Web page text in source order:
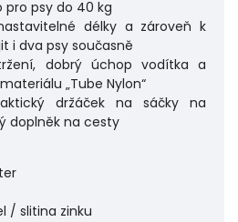
psy do 40 kg
délky a zároveň k
i dva psy současně
dobrý úchop vodítka a
„Tube Nylon“
držáček na sáčky na
doplněk na cesty
/ slitina zinku